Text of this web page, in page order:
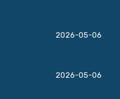
2026-05-06
2026-05-06